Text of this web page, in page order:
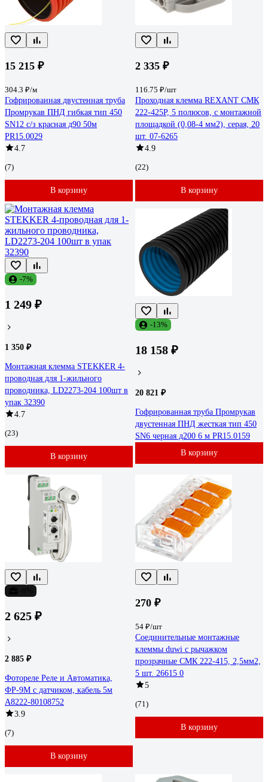
15 215 ₽
304.3 ₽/м
Гофрированная двустенная труба
Промрукав ПНД гибкая тип 450
SN12 с/з красная д90 50м
PR15.0029
4.7
(7)
В корзину
2 335 ₽
116.75 ₽/шт
Проходная клемма REXANT СМК
222-425P, 5 полюсов, с монтажной
площадкой (0,08-4 мм2), серая, 20
шт. 07-6265
4.9
(22)
В корзину
-7%
1 249 ₽
1 350 ₽
Монтажная клемма STEKKER 4-
проводная для 1-жильного
проводника, LD2273-204 100шт в
упак 32390
4.7
(23)
В корзину
-13%
18 158 ₽
20 821 ₽
Гофрированная труба Промрукав
двустенная ПНД жесткая тип 450
SN6 черная д200 6 м PR15.0159
В корзину
2 625 ₽
2 885 ₽
Фотореле Реле и Автоматика,
ФР-9М с датчиком, кабель 5м
A8222-80108752
3.9
(7)
В корзину
270 ₽
54 ₽/шт
Соединительные монтажные
клеммы duwi с рычажком
прозрачные СМК 222-415, 2,5мм2,
5 шт. 26615 0
5
(71)
В корзину